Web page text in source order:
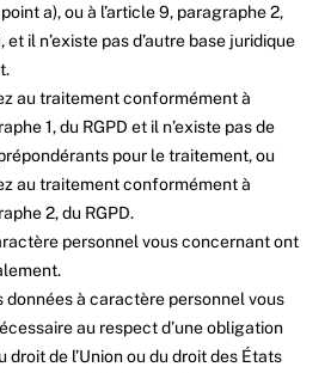
a), ou à l’article 9, paragraphe 2,
et il n’existe pas d’autre base juridique
au traitement conformément à
1, du RGPD et il n’existe pas de
pour le traitement, ou
au traitement conformément à
2, du RGPD.
personnel vous concernant ont
données à caractère personnel vous
au respect d’une obligation
droit de l’Union ou du droit des États